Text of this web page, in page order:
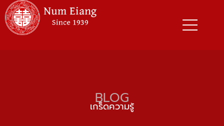
Skip
to
BLOG
เกร็ดความรู้